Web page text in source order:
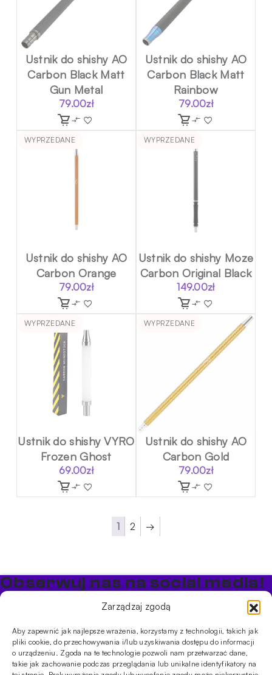
Zarządzaj zgodą
Aby zapewnić jak najlepsze wrażenia, korzystamy z technologii, takich jak
pliki cookie, do przechowywania i/lub uzyskiwania dostępu do informacji
o urządzeniu. Zgoda na te technologie pozwoli nam przetwarzać dane,
takie jak zachowanie podczas przeglądania lub unikalne identyfikatory na
Ustnik do shishy AO
Carbon Black Matt
Gun Metal
79.00zł
Ustnik do shishy AO
Carbon Black Matt
Rainbow
79.00zł
WYPRZEDANE
Ustnik do shishy AO
Carbon Orange
79.00zł
WYPRZEDANE
Ustnik do shishy Moze
Carbon Original Black
149.00zł
WYPRZEDANE
Ustnik do shishy VYRO
Frozen Ghost
69.00zł
WYPRZEDANE
Ustnik do shishy AO
Carbon Gold
79.00zł
1 2 →
Obserwuj nas na social media!
Bądź na bieżąco z promocjami i nowościami w sklepie
PRODUKTY
ShisheCybuchyTytonie Rozpalanie